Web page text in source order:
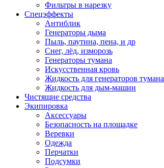
Фильтры в нарезку
Спецэффекты
Антиблик
Генераторы дыма
Пыль, паутина, пена, и др
Снег, лёд, изморозь
Генераторы тумана
Искусственная кровь
Жидкость для генераторов тумана
Жидкость для дым-машин
Чистящие средства
Экипировка
Аксессуары
Безопасность на площадке
Веревки
Одежда
Перчатки
Подсумки